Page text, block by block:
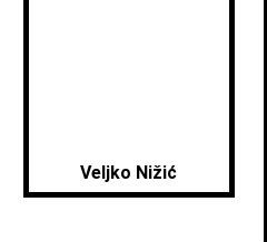
Veljko Nižić